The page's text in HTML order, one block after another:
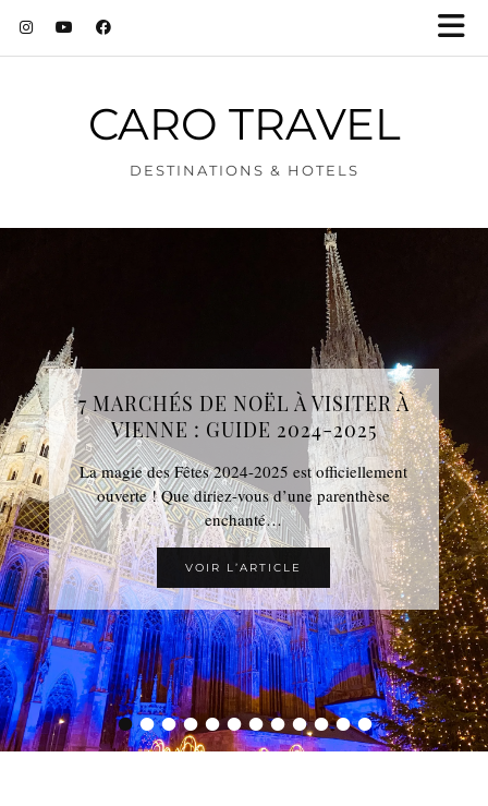
CARO TRAVEL
DESTINATIONS & HOTELS
••••••••••••
7 MARCHÉS DE NOËL À VISITER À
VIENNE : GUIDE 2024-2025
La magie des Fêtes 2024-2025 est officiellement
ouverte ! Que diriez-vous d’une parenthèse
enchanté…
VOIR L’ARTICLE